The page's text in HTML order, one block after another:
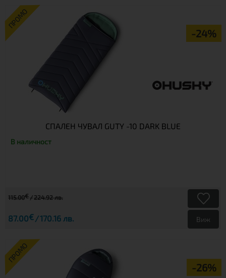
ПРОМО
-24%
СПАЛЕН ЧУВАЛ GUTY -10 DARK BLUE
В наличност
115.00€ 224.92 лв.
87.00€ 170.16 лв. Виж
ПРОМО
-26%